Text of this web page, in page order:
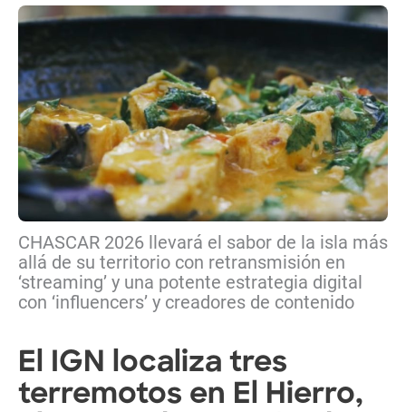
CHASCAR 2026 llevará el sabor de la isla más
allá de su territorio con retransmisión en
‘streaming’ y una potente estrategia digital
con ‘influencers’ y creadores de contenido
El IGN localiza tres
terremotos en El Hierro,